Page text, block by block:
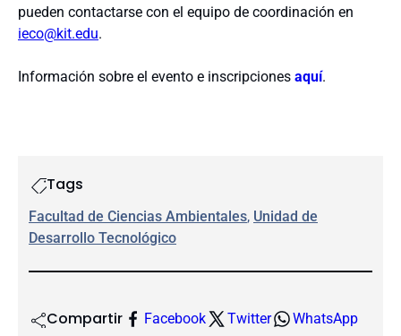
pueden contactarse con el equipo de coordinación en
ieco@kit.edu.
Información sobre el evento e inscripciones aquí.
Tags
Facultad de Ciencias Ambientales, Unidad de
Desarrollo Tecnológico
Compartir Facebook Twitter WhatsApp